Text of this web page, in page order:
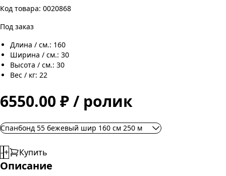
Код товара: 0020868
Под заказ
Длина / см.: 160
Ширина / см.: 30
Высота / см.: 30
Вес / кг: 22
6550.00 ₽ / ролик
Спанбонд 55 бежевый шир 160 см 250 м
-+ Купить
Описание